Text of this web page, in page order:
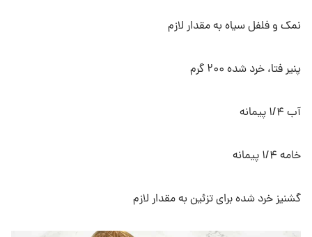
نمک و فلفل سیاه به مقدار لازم
پنیر فتا، خرد شده ۲۰۰ گرم
آب ۱/۴ پیمانه
خامه ۱/۴ پیمانه
گشنیز خرد شده برای تزئین به مقدار لازم